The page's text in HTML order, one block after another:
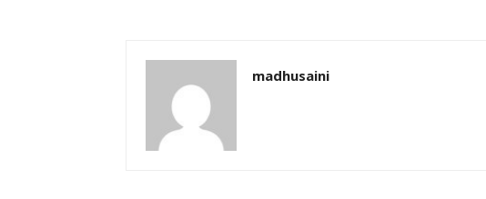
madhusaini